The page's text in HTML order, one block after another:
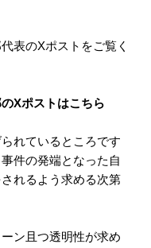
表のXポストをご覧く
Xポストはこちら
れているところです
件の発端となった自
れるよう求める次第
ン且つ透明性が求め